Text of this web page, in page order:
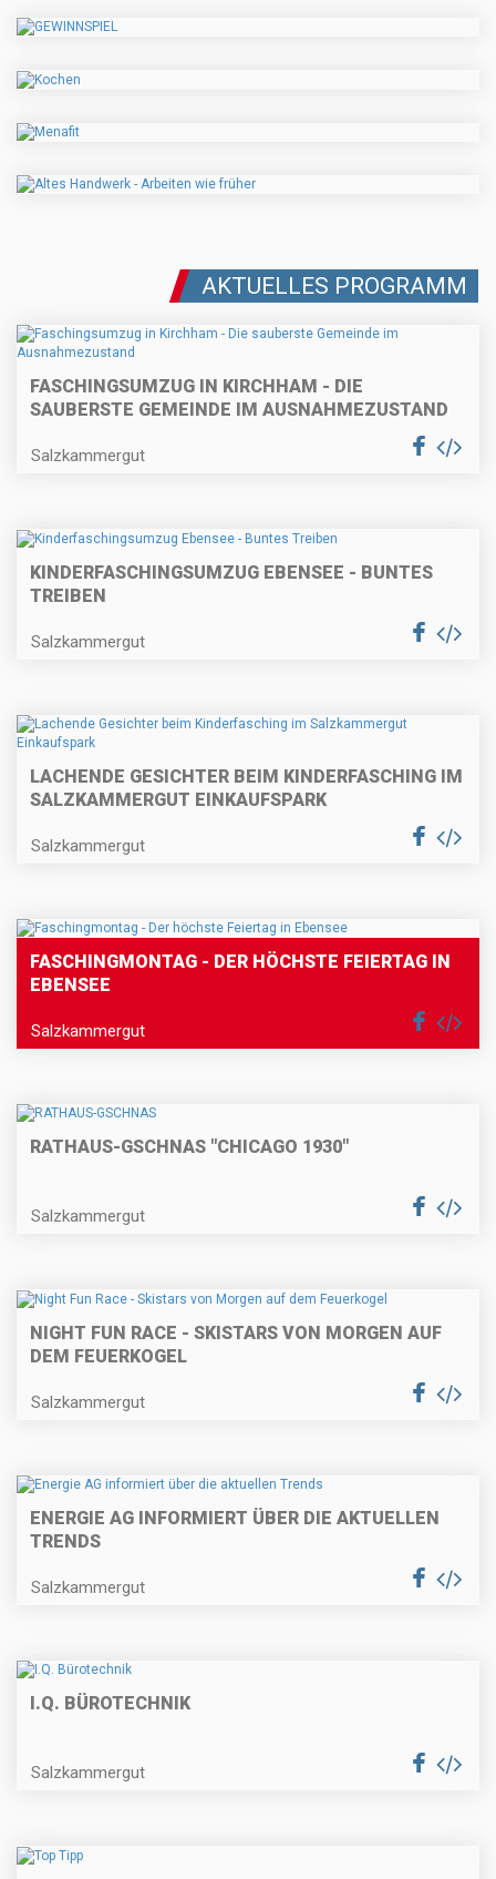
AKTUELLES PROGRAMM
FASCHINGSUMZUG IN KIRCHHAM - DIE
SAUBERSTE GEMEINDE IM AUSNAHMEZUSTAND
Salzkammergut
KINDERFASCHINGSUMZUG EBENSEE - BUNTES
TREIBEN
Salzkammergut
LACHENDE GESICHTER BEIM KINDERFASCHING IM
SALZKAMMERGUT EINKAUFSPARK
Salzkammergut
FASCHINGMONTAG - DER HÖCHSTE FEIERTAG IN
EBENSEE
Salzkammergut
RATHAUS-GSCHNAS "CHICAGO 1930"
Salzkammergut
NIGHT FUN RACE - SKISTARS VON MORGEN AUF
DEM FEUERKOGEL
Salzkammergut
ENERGIE AG INFORMIERT ÜBER DIE AKTUELLEN
TRENDS
Salzkammergut
I.Q. BÜROTECHNIK
Salzkammergut